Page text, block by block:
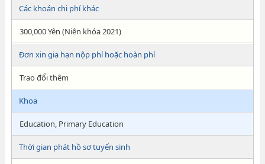
Các khoản chi phí khác
300,000 Yên (Niên khóa 2021)
Đơn xin gia hạn nộp phí hoặc hoàn phí
Trao đổi thêm
Khoa
Education, Primary Education
Thời gian phát hồ sơ tuyển sinh